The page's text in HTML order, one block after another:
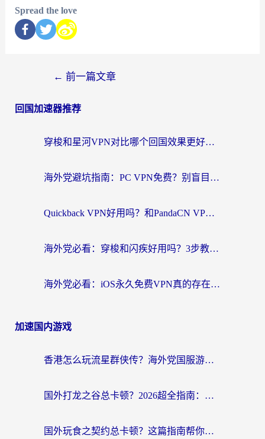
Spread the love
← 前一篇文章
回国加速器推荐
穿梭和星河VPN对比哪个回国效果更好？海外党亲测5款加速器的无缝访问指南
海外党避坑指南：PC VPN免费？别盲目！教你选对回国加速器无缝刷国内资源
Quickback VPN好用吗？和PandaCN VPN对比哪个回国效果更好？海外党必看的真实体验指南
海外党必看：穿梭和闪疾好用吗？3步教你选对回国加速器，无缝刷剧玩Steam
海外党必看：iOS永久免费VPN真的存在吗？教你选对回国加速器无缝刷国内资源
加速国内游戏
香港怎么玩流星群侠传？海外党国服游戏不卡顿的终极解决方案
国外打龙之谷总卡顿？2026超全指南：选对加速器，龙之谷星战前夜激战2都能丝滑畅玩
国外玩食之契约总卡顿？这篇指南帮你选对加速器（附瑞士地鼠传奇、菲律宾纳萨力克之王方案）